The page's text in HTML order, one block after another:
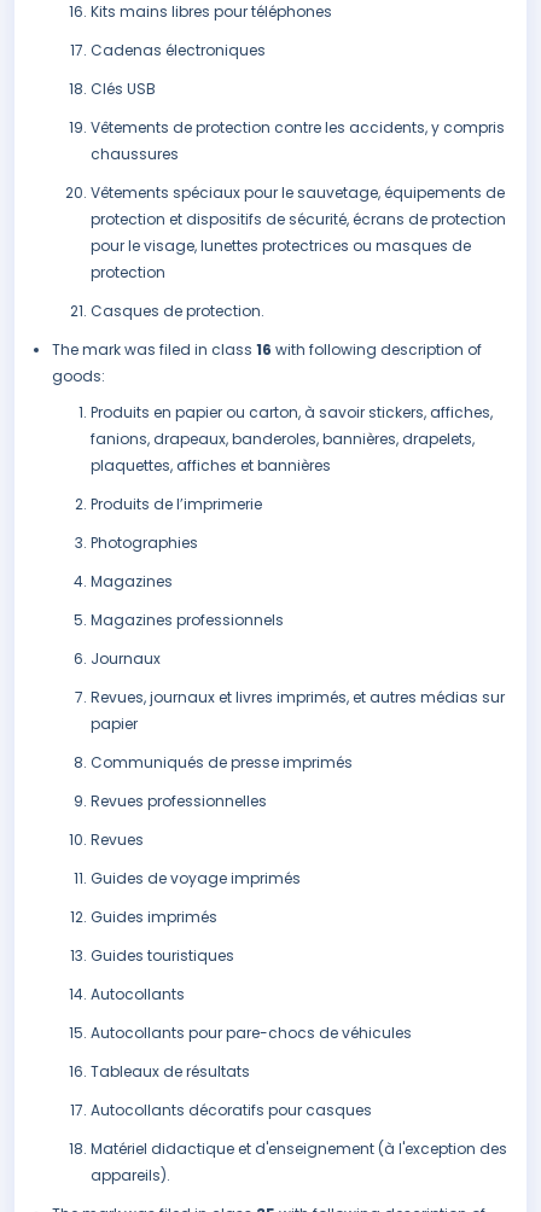
Kits mains libres pour téléphones
Cadenas électroniques
Clés USB
Vêtements de protection contre les accidents, y compris
chaussures
Vêtements spéciaux pour le sauvetage, équipements de
protection et dispositifs de sécurité, écrans de protection
pour le visage, lunettes protectrices ou masques de
protection
Casques de protection.
The mark was filed in class 16 with following description of
goods:
Produits en papier ou carton, à savoir stickers, affiches,
fanions, drapeaux, banderoles, bannières, drapelets,
plaquettes, affiches et bannières
Produits de l’imprimerie
Photographies
Magazines
Magazines professionnels
Journaux
Revues, journaux et livres imprimés, et autres médias sur
papier
Communiqués de presse imprimés
Revues professionnelles
Revues
Guides de voyage imprimés
Guides imprimés
Guides touristiques
Autocollants
Autocollants pour pare-chocs de véhicules
Tableaux de résultats
Autocollants décoratifs pour casques
Matériel didactique et d'enseignement (à l'exception des
appareils).